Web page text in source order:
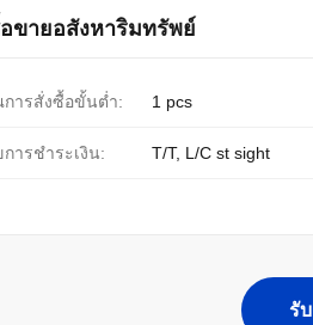
ขายอสังหาริมทรัพย์
ารสั่งซื้อขั้นต่ำ: 1 pcs
การชำระเงิน: T/T, L/C st sight
รั